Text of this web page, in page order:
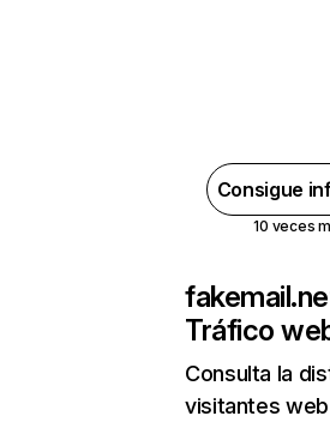
Consigue
10 veces
Tráfico
Consulta la
visitantes